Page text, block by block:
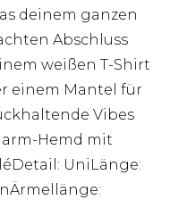
deinem ganzen
Abschluss
weißen T-Shirt
einem Mantel für
Vibes
Hemd mit
UniLänge: